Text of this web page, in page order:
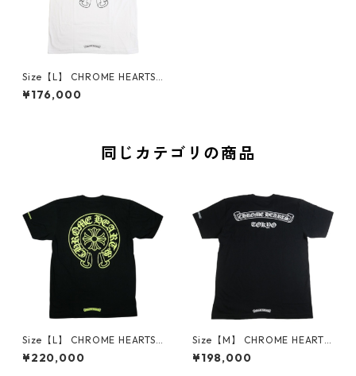
Size【L】 CHROME HEARTS
クロム・ハーツ HORSESHOE
S/S TEE WHITE Tシャツ 白
¥176,000
同じカテゴリの商品
Size【L】 CHROME HEARTS
クロム・ハーツ HORSESHOE
S/S TEE BLACK/NEON YELLO
¥220,000
Size【M】 CHROME HEARTS
クロム・ハーツ TOKYO SCRO
LL SS T-SHIRT BLACK 東京限
¥198,000